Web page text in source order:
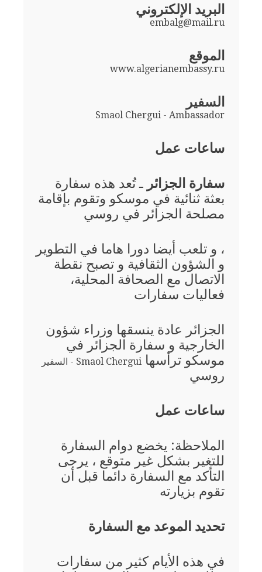
البريد الإلكتروني
embalg@mail.ru
الموقع
www.algerianembassy.ru
السفير
Smaol Chergui - Ambassador
ساعات عمل
سفارة الجزائر ـ تُعد هذه سفارة
بعثة ثنائية في موسكو وتقوم بإقامة
مصلحة الجزائر في روسي
، و تلعب أيضا دورا هاما في التطوير
و الشؤون الثقافية و تصبح نقطة
الاتصال مع الصحافة المحلية،
فعاليات سفارات
الجزائر عادة ينسقها وزراء شؤون
الخارجية و سفارة الجزائر في
موسكو ترأسها Smaol Chergui - السفير
روسي
ساعات عمل
الملاحظة: يخضع دوام السفارة
للتغير بشكل غير متوقع ، يرجى
التأكد مع السفارة دائما قبل أن
تقوم بزيارته
تحديد الموعد مع السفارة
في هذه الأيام كثير من سفارات